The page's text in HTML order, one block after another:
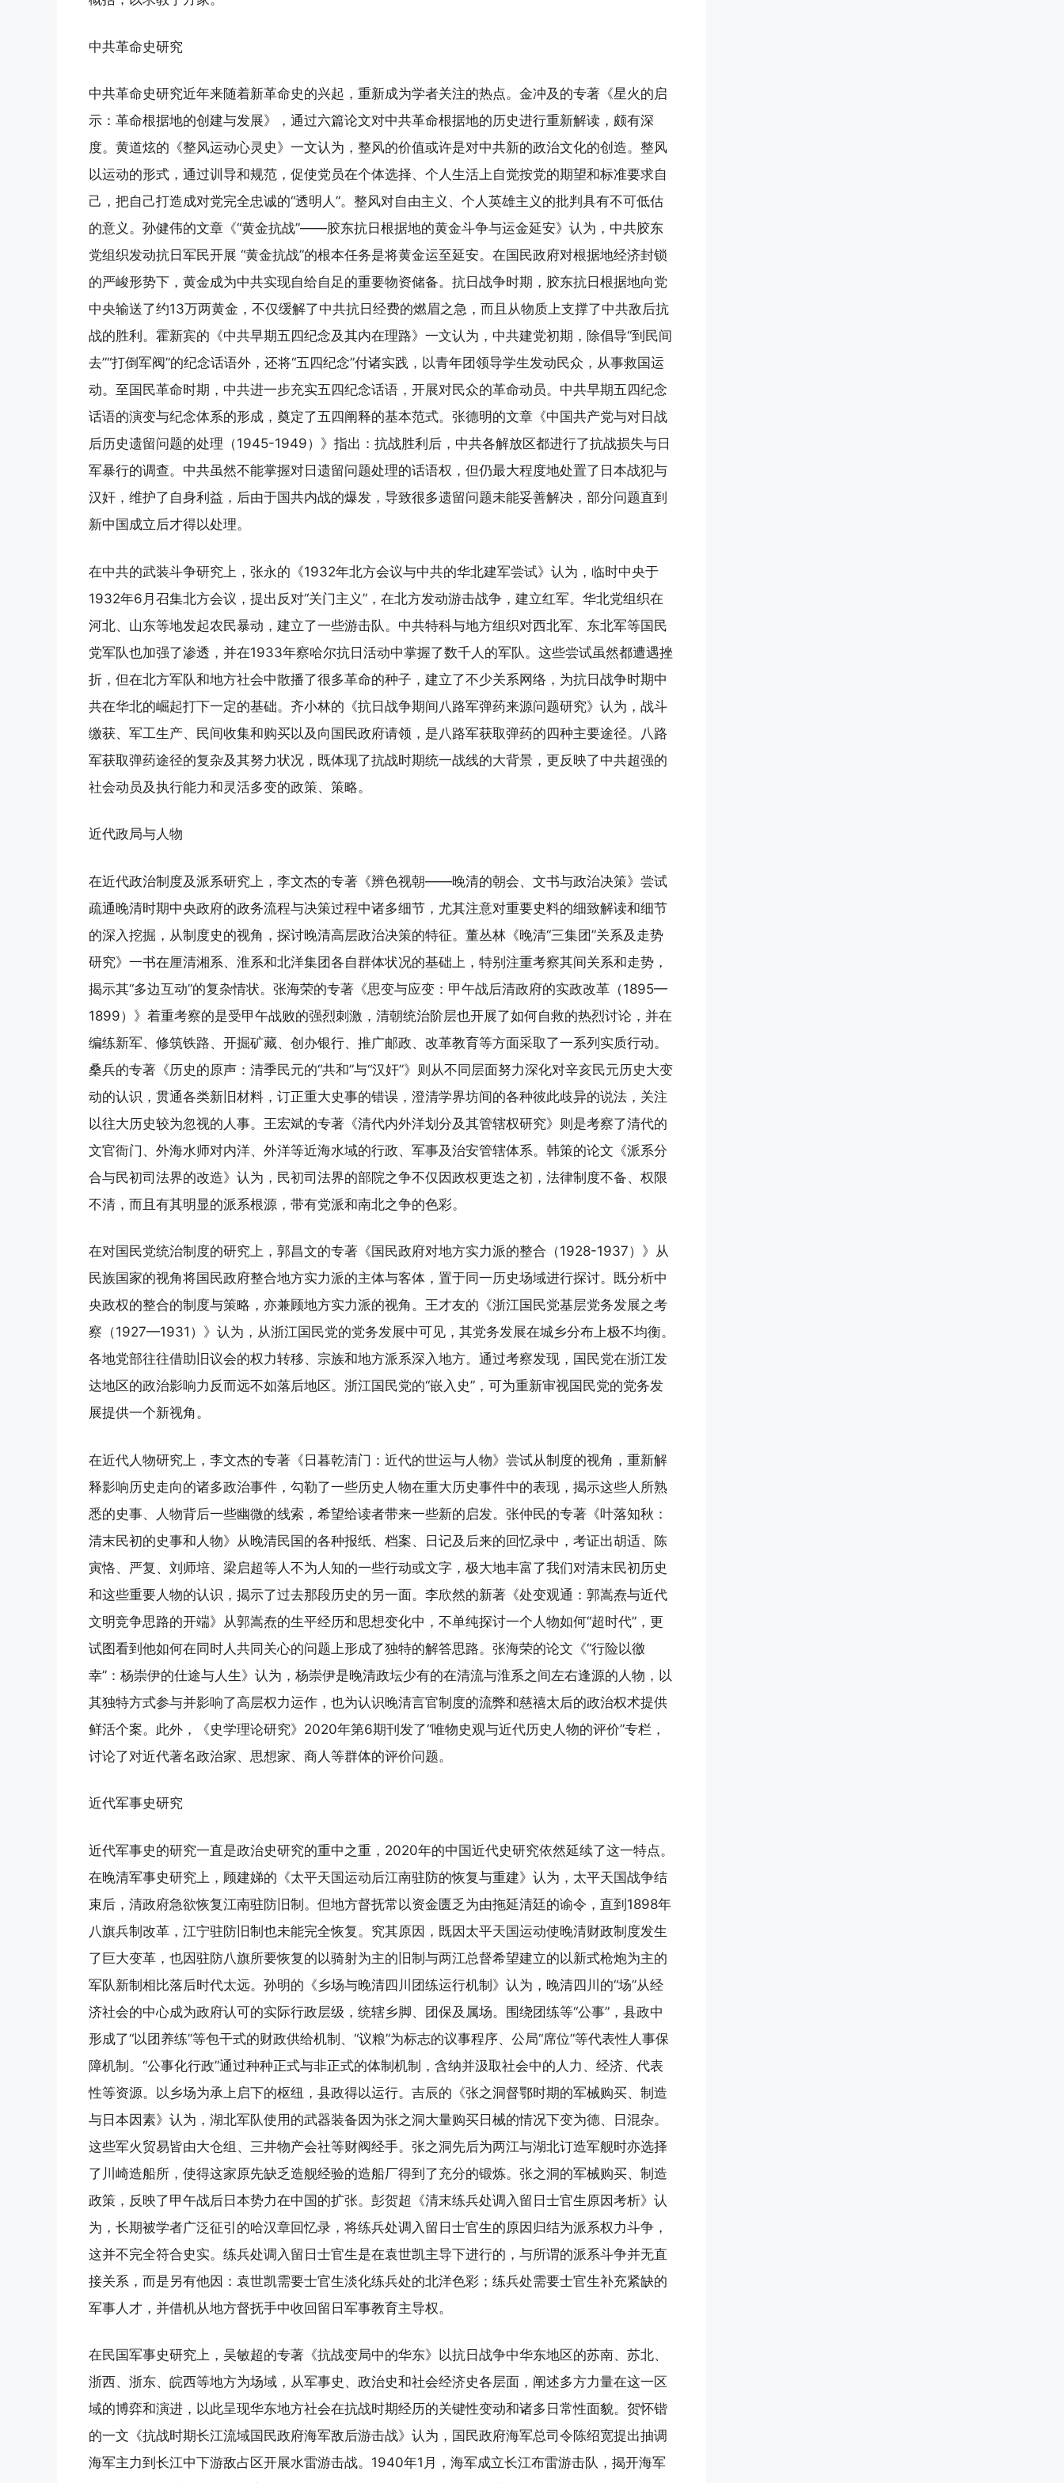
中共革命史研究
中共革命史研究近年来随着新革命史的兴起，重新成为学者关注的热点。金冲及的专著《星火的启
示：革命根据地的创建与发展》，通过六篇论文对中共革命根据地的历史进行重新解读，颇有深
度。黄道炫的《整风运动心灵史》一文认为，整风的价值或许是对中共新的政治文化的创造。整风
以运动的形式，通过训导和规范，促使党员在个体选择、个人生活上自觉按党的期望和标准要求自
己，把自己打造成对党完全忠诚的“透明人”。整风对自由主义、个人英雄主义的批判具有不可低估
的意义。孙健伟的文章《“黄金抗战”——胶东抗日根据地的黄金斗争与运金延安》认为，中共胶东
党组织发动抗日军民开展 “黄金抗战”的根本任务是将黄金运至延安。在国民政府对根据地经济封锁
的严峻形势下，黄金成为中共实现自给自足的重要物资储备。抗日战争时期，胶东抗日根据地向党
中央输送了约13万两黄金，不仅缓解了中共抗日经费的燃眉之急，而且从物质上支撑了中共敌后抗
战的胜利。霍新宾的《中共早期五四纪念及其内在理路》一文认为，中共建党初期，除倡导“到民间
去”“打倒军阀”的纪念话语外，还将“五四纪念”付诸实践，以青年团领导学生发动民众，从事救国运
动。至国民革命时期，中共进一步充实五四纪念话语，开展对民众的革命动员。中共早期五四纪念
话语的演变与纪念体系的形成，奠定了五四阐释的基本范式。张德明的文章《中国共产党与对日战
后历史遗留问题的处理（1945-1949）》指出：抗战胜利后，中共各解放区都进行了抗战损失与日
军暴行的调查。中共虽然不能掌握对日遗留问题处理的话语权，但仍最大程度地处置了日本战犯与
汉奸，维护了自身利益，后由于国共内战的爆发，导致很多遗留问题未能妥善解决，部分问题直到
新中国成立后才得以处理。
在中共的武装斗争研究上，张永的《1932年北方会议与中共的华北建军尝试》认为，临时中央于
1932年6月召集北方会议，提出反对“关门主义”，在北方发动游击战争，建立红军。华北党组织在
河北、山东等地发起农民暴动，建立了一些游击队。中共特科与地方组织对西北军、东北军等国民
党军队也加强了渗透，并在1933年察哈尔抗日活动中掌握了数千人的军队。这些尝试虽然都遭遇挫
折，但在北方军队和地方社会中散播了很多革命的种子，建立了不少关系网络，为抗日战争时期中
共在华北的崛起打下一定的基础。齐小林的《抗日战争期间八路军弹药来源问题研究》认为，战斗
缴获、军工生产、民间收集和购买以及向国民政府请领，是八路军获取弹药的四种主要途径。八路
军获取弹药途径的复杂及其努力状况，既体现了抗战时期统一战线的大背景，更反映了中共超强的
社会动员及执行能力和灵活多变的政策、策略。
近代政局与人物
在近代政治制度及派系研究上，李文杰的专著《辨色视朝——晚清的朝会、文书与政治决策》尝试
疏通晚清时期中央政府的政务流程与决策过程中诸多细节，尤其注意对重要史料的细致解读和细节
的深入挖掘，从制度史的视角，探讨晚清高层政治决策的特征。董丛林《晚清“三集团”关系及走势
研究》一书在厘清湘系、淮系和北洋集团各自群体状况的基础上，特别注重考察其间关系和走势，
揭示其“多边互动”的复杂情状。张海荣的专著《思变与应变：甲午战后清政府的实政改革（1895—
1899）》着重考察的是受甲午战败的强烈刺激，清朝统治阶层也开展了如何自救的热烈讨论，并在
编练新军、修筑铁路、开掘矿藏、创办银行、推广邮政、改革教育等方面采取了一系列实质行动。
桑兵的专著《历史的原声：清季民元的“共和”与“汉奸”》则从不同层面努力深化对辛亥民元历史大变
动的认识，贯通各类新旧材料，订正重大史事的错误，澄清学界坊间的各种彼此歧异的说法，关注
以往大历史较为忽视的人事。王宏斌的专著《清代内外洋划分及其管辖权研究》则是考察了清代的
文官衙门、外海水师对内洋、外洋等近海水域的行政、军事及治安管辖体系。韩策的论文《派系分
合与民初司法界的改造》认为，民初司法界的部院之争不仅因政权更迭之初，法律制度不备、权限
不清，而且有其明显的派系根源，带有党派和南北之争的色彩。
在对国民党统治制度的研究上，郭昌文的专著《国民政府对地方实力派的整合（1928-1937）》从
民族国家的视角将国民政府整合地方实力派的主体与客体，置于同一历史场域进行探讨。既分析中
央政权的整合的制度与策略，亦兼顾地方实力派的视角。王才友的《浙江国民党基层党务发展之考
察（1927—1931）》认为，从浙江国民党的党务发展中可见，其党务发展在城乡分布上极不均衡。
各地党部往往借助旧议会的权力转移、宗族和地方派系深入地方。通过考察发现，国民党在浙江发
达地区的政治影响力反而远不如落后地区。浙江国民党的“嵌入史”，可为重新审视国民党的党务发
展提供一个新视角。
在近代人物研究上，李文杰的专著《日暮乾清门：近代的世运与人物》尝试从制度的视角，重新解
释影响历史走向的诸多政治事件，勾勒了一些历史人物在重大历史事件中的表现，揭示这些人所熟
悉的史事、人物背后一些幽微的线索，希望给读者带来一些新的启发。张仲民的专著《叶落知秋：
清末民初的史事和人物》从晚清民国的各种报纸、档案、日记及后来的回忆录中，考证出胡适、陈
寅恪、严复、刘师培、梁启超等人不为人知的一些行动或文字，极大地丰富了我们对清末民初历史
和这些重要人物的认识，揭示了过去那段历史的另一面。李欣然的新著《处变观通：郭嵩焘与近代
文明竞争思路的开端》从郭嵩焘的生平经历和思想变化中，不单纯探讨一个人物如何“超时代”，更
试图看到他如何在同时人共同关心的问题上形成了独特的解答思路。张海荣的论文《“行险以徼
幸”：杨崇伊的仕途与人生》认为，杨崇伊是晚清政坛少有的在清流与淮系之间左右逢源的人物，以
其独特方式参与并影响了高层权力运作，也为认识晚清言官制度的流弊和慈禧太后的政治权术提供
鲜活个案。此外，《史学理论研究》2020年第6期刊发了“唯物史观与近代历史人物的评价”专栏，
讨论了对近代著名政治家、思想家、商人等群体的评价问题。
近代军事史研究
近代军事史的研究一直是政治史研究的重中之重，2020年的中国近代史研究依然延续了这一特点。
在晚清军事史研究上，顾建娣的《太平天国运动后江南驻防的恢复与重建》认为，太平天国战争结
束后，清政府急欲恢复江南驻防旧制。但地方督抚常以资金匮乏为由拖延清廷的谕令，直到1898年
八旗兵制改革，江宁驻防旧制也未能完全恢复。究其原因，既因太平天国运动使晚清财政制度发生
了巨大变革，也因驻防八旗所要恢复的以骑射为主的旧制与两江总督希望建立的以新式枪炮为主的
军队新制相比落后时代太远。孙明的《乡场与晚清四川团练运行机制》认为，晚清四川的“场”从经
济社会的中心成为政府认可的实际行政层级，统辖乡脚、团保及属场。围绕团练等“公事”，县政中
形成了“以团养练”等包干式的财政供给机制、“议粮”为标志的议事程序、公局“席位”等代表性人事保
障机制。“公事化行政”通过种种正式与非正式的体制机制，含纳并汲取社会中的人力、经济、代表
性等资源。以乡场为承上启下的枢纽，县政得以运行。吉辰的《张之洞督鄂时期的军械购买、制造
与日本因素》认为，湖北军队使用的武器装备因为张之洞大量购买日械的情况下变为德、日混杂。
这些军火贸易皆由大仓组、三井物产会社等财阀经手。张之洞先后为两江与湖北订造军舰时亦选择
了川崎造船所，使得这家原先缺乏造舰经验的造船厂得到了充分的锻炼。张之洞的军械购买、制造
政策，反映了甲午战后日本势力在中国的扩张。彭贺超《清末练兵处调入留日士官生原因考析》认
为，长期被学者广泛征引的哈汉章回忆录，将练兵处调入留日士官生的原因归结为派系权力斗争，
这并不完全符合史实。练兵处调入留日士官生是在袁世凯主导下进行的，与所谓的派系斗争并无直
接关系，而是另有他因：袁世凯需要士官生淡化练兵处的北洋色彩；练兵处需要士官生补充紧缺的
军事人才，并借机从地方督抚手中收回留日军事教育主导权。
在民国军事史研究上，吴敏超的专著《抗战变局中的华东》以抗日战争中华东地区的苏南、苏北、
浙西、浙东、皖西等地方为场域，从军事史、政治史和社会经济史各层面，阐述多方力量在这一区
域的博弈和演进，以此呈现华东地方社会在抗战时期经历的关键性变动和诸多日常性面貌。贺怀锴
的一文《抗战时期长江流域国民政府海军敌后游击战》认为，国民政府海军总司令陈绍宽提出抽调
海军主力到长江中下游敌占区开展水雷游击战。1940年1月，海军成立长江布雷游击队，揭开海军